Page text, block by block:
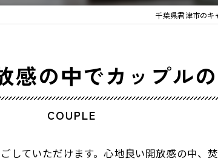
千葉県君津市のキ
感の中でカップル
COUPLE
していただけます。心地良い開放感の中、